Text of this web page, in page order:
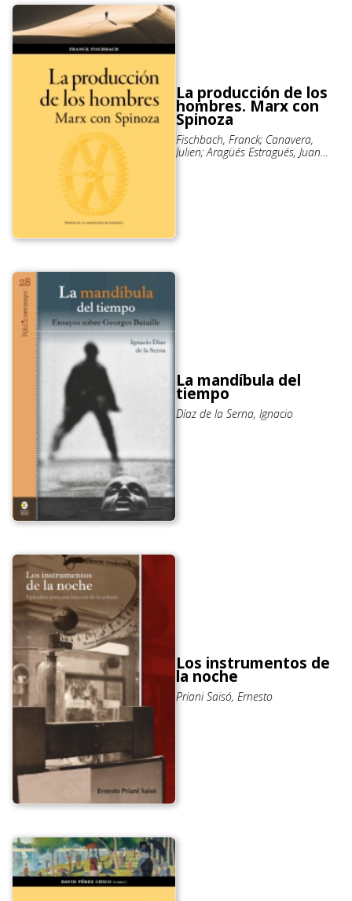
La producción de los
hombres. Marx con
Spinoza
Fischbach, Franck; Canavera,
Julien; Aragüés Estragués, Juan
La mandíbula del
tiempo
Díaz de la Serna, Ignacio
Los instrumentos de
la noche
Priani Saisó, Ernesto